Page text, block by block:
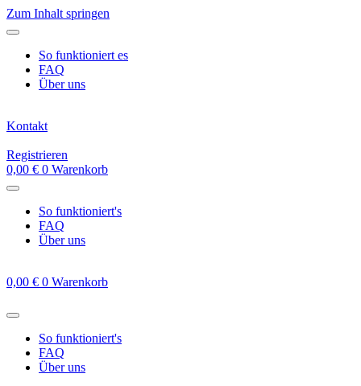
Zum Inhalt springen
So funktioniert es
FAQ
Über uns
Kontakt
Registrieren
0,00 € 0 Warenkorb
So funktioniert's
FAQ
Über uns
0,00 € 0 Warenkorb
So funktioniert's
FAQ
Über uns